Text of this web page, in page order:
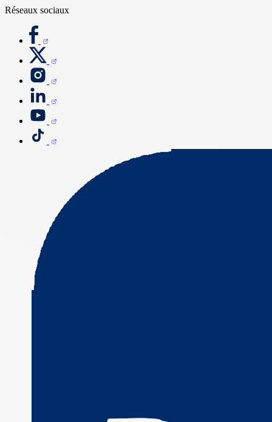
Réseaux sociaux